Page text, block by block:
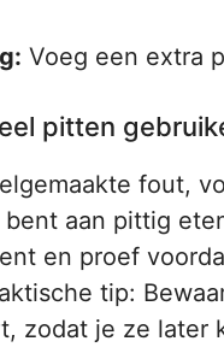
Voeg een extra
pitten
fout,
aan pittig
en proef
tip:
zodat je ze later